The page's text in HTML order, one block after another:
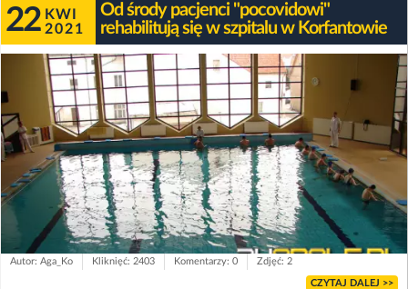
22 KWI
2021
Od środy pacjenci "pocovidowi"
rehabilitują się w szpitalu w Korfantowie
Autor: Aga_Ko Kliknięć: 2403 Komentarzy: 0 Zdjęć: 2
CZYTAJ DALEJ >>